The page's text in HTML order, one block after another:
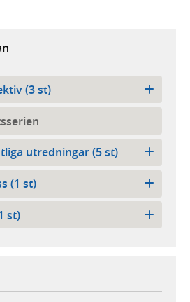
(3 st)
utredningar (5 st)
(1 st)
st)